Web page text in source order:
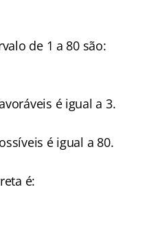
de 1 a 80 são:
é igual a 3.
é igual a 80.
é: